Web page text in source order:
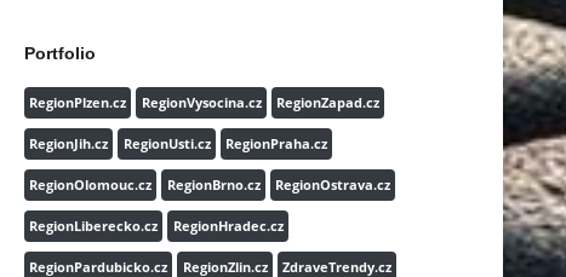
Portfolio
RegionPlzen.cz RegionVysocina.cz RegionZapad.cz
RegionJih.cz RegionUsti.cz RegionPraha.cz
RegionOlomouc.cz RegionBrno.cz RegionOstrava.cz
RegionLiberecko.cz RegionHradec.cz
RegionPardubicko.cz RegionZlin.cz ZdraveTrendy.cz